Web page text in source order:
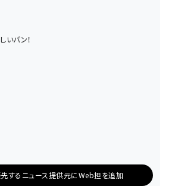
いパン！
するニュース提供元にWeb担を追加